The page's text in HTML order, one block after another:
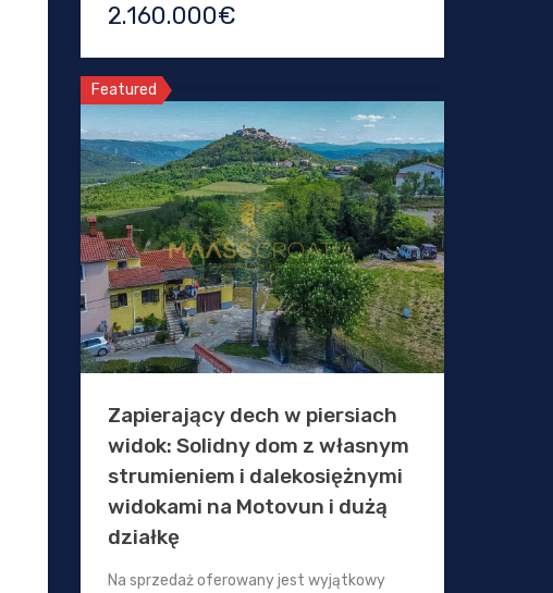
2.160.000€
Featured
Zapierający dech w piersiach
widok: Solidny dom z własnym
strumieniem i dalekosiężnymi
widokami na Motovun i dużą
działkę
Na sprzedaż oferowany jest wyjątkowy